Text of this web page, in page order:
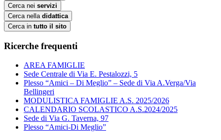
Cerca nei servizi
Cerca nella didattica
Cerca in tutto il sito
Ricerche frequenti
AREA FAMIGLIE
Sede Centrale di Via E. Pestalozzi, 5
Plesso “Amici – Di Meglio” – Sede di Via A.Verga/Via
Bellingeri
MODULISTICA FAMIGLIE A.S. 2025/2026
CALENDARIO SCOLASTICO A.S.2024/2025
Sede di Via G. Taverna, 97
Plesso “Amici-Di Meglio”